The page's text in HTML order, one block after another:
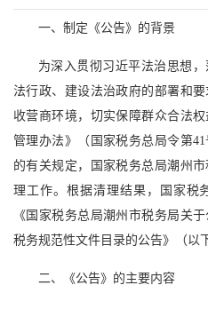
一、制定《公告》的背景
为深入贯彻习近平法治思想
法行政、建设法治政府的部署和
收营商环境，切实保障群众合法
管理办法》（国家税务总局令第41
的有关规定，国家税务总局潮州
理工作。根据清理结果，国家税
《国家税务总局潮州市税务局关
税务规范性文件目录的公告》（以
二、《公告》的主要内容